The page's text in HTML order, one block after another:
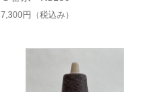
7,300円 （税込み）